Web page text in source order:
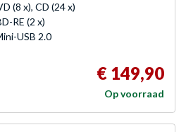
(8 x), CD (24 x)
RE (2 x)
USB 2.0
€ 149,90
Op voorraad